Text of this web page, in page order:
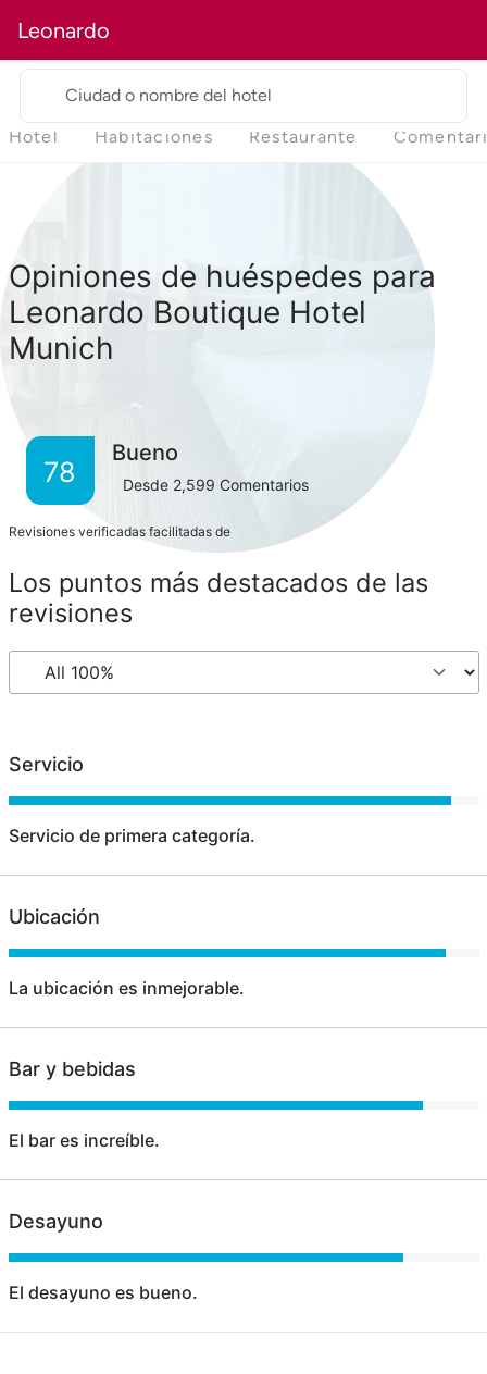
Leonardo
Ciudad o nombre del hotel
Hotel Habitaciones Restaurante
Opiniones de huéspedes para
Leonardo Boutique Hotel
Munich
78
Bueno
Desde 2,599 Comentarios
Revisiones verificadas facilitadas de
Los puntos más destacados de las
revisiones
Servicio
Servicio de primera categoría.
Ubicación
La ubicación es inmejorable.
Bar y bebidas
El bar es increíble.
Desayuno
El desayuno es bueno.